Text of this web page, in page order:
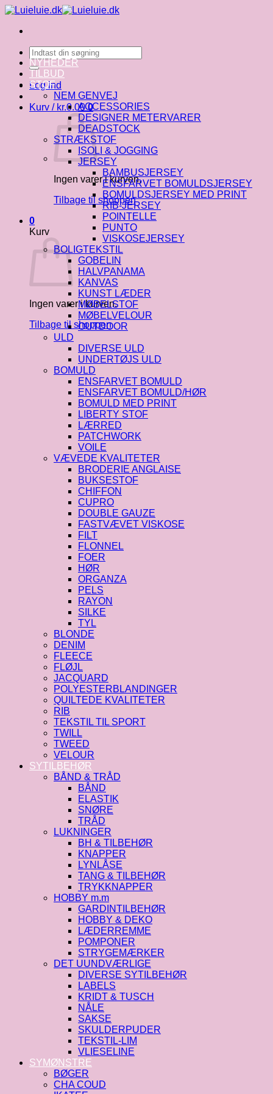
Fortsæt
indhold
Søg
efter:
Log ind
Kurv / kr.0.00 0
Ingen varer i kurven.
Tilbage til shoppen
0
Kurv
Ingen varer i kurven.
Tilbage til shoppen
NYHEDER
TILBUD
STOF
NEM GENVEJ
ACCESSORIES
DESIGNER METERVARER
DEADSTOCK
STRÆKSTOF
ISOLI & JOGGING
JERSEY
BAMBUSJERSEY
ENSFARVET BOMULDSJERSEY
BOMULDSJERSEY MED PRINT
RIB-JERSEY
POINTELLE
PUNTO
VISKOSEJERSEY
BOLIGTEKSTIL
GOBELIN
HALVPANAMA
KANVAS
KUNST LÆDER
MØBELSTOF
MØBELVELOUR
OUTDOOR
ULD
DIVERSE ULD
UNDERTØJS ULD
BOMULD
ENSFARVET BOMULD
ENSFARVET BOMULD/HØR
BOMULD MED PRINT
LIBERTY STOF
LÆRRED
PATCHWORK
VOILE
VÆVEDE KVALITETER
BRODERIE ANGLAISE
BUKSESTOF
CHIFFON
CUPRO
DOUBLE GAUZE
FASTVÆVET VISKOSE
FILT
FLONNEL
FOER
HØR
ORGANZA
PELS
RAYON
SILKE
TYL
BLONDE
DENIM
FLEECE
FLØJL
JACQUARD
POLYESTERBLANDINGER
QUILTEDE KVALITETER
RIB
TEKSTIL TIL SPORT
TWILL
TWEED
VELOUR
SYTILBEHØR
BÅND & TRÅD
BÅND
ELASTIK
SNØRE
TRÅD
LUKNINGER
BH & TILBEHØR
KNAPPER
LYNLÅSE
TANG & TILBEHØR
TRYKKNAPPER
HOBBY m.m
GARDINTILBEHØR
HOBBY & DEKO
LÆDERREMME
POMPONER
STRYGEMÆRKER
DET UUNDVÆRLIGE
DIVERSE SYTILBEHØR
LABELS
KRIDT & TUSCH
NÅLE
SAKSE
SKULDERPUDER
TEKSTIL-LIM
VLIESELINE
SYMØNSTRE
BØGER
CHA COUD